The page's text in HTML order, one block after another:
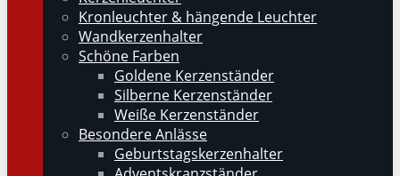
Kronleuchter & hängende Leuchter
Wandkerzenhalter
Schöne Farben
Goldene Kerzenständer
Silberne Kerzenständer
Weiße Kerzenständer
Besondere Anlässe
Geburtstagskerzenhalter